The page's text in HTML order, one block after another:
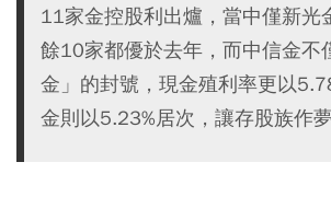
11家金控股利出爐，當中僅新光
餘10家都優於去年，而中信金不
金」的封號，現金殖利率更以
金則以5.23%居次，讓存股族作夢